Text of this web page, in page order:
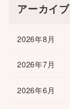
アーカイブ
2026年8月
2026年7月
2026年6月